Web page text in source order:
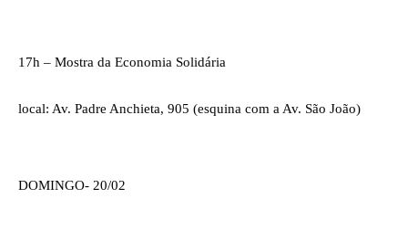
17h – Mostra da Economia Solidária
local: Av. Padre Anchieta, 905 (esquina com a Av. São João)
DOMINGO- 20/02